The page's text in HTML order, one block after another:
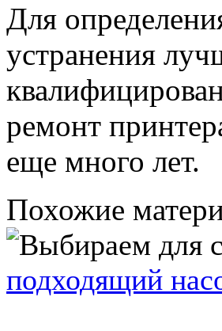
Для
устранения
ремонт
еще много лет.
Похожие
подходящий